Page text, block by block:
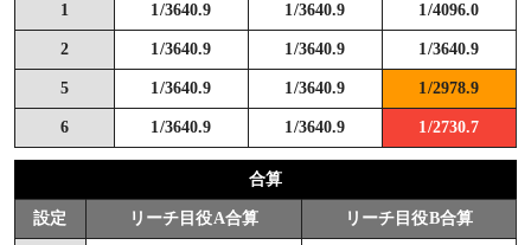
1 1/3640.9 1/3640.9 1/4096.0
2 1/3640.9 1/3640.9 1/3640.9
5 1/3640.9 1/3640.9 1/2978.9
6 1/3640.9 1/3640.9 1/2730.7
合算
設定 リーチ目役A合算 リーチ目役B合算